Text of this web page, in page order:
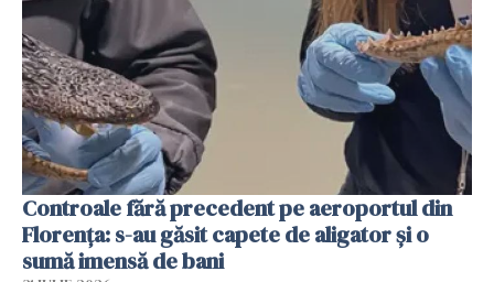
Controale fără precedent pe aeroportul din
Florența: s-au găsit capete de aligator și o
sumă imensă de bani